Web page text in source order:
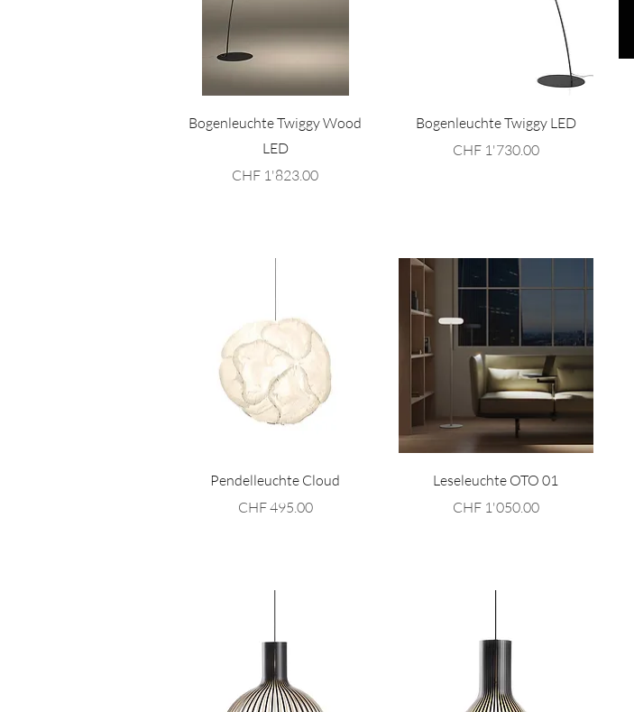
Schnellansicht
Bogenleuchte Twiggy Wood
LED
Preis
CHF 1'823.00
Schnellansicht
Bogenleuchte Twiggy LED
Preis
CHF 1'730.00
Schnellansicht
Pendelleuchte Cloud
Preis
CHF 495.00
Schnellansicht
Leseleuchte OTO 01
Preis
CHF 1'050.00